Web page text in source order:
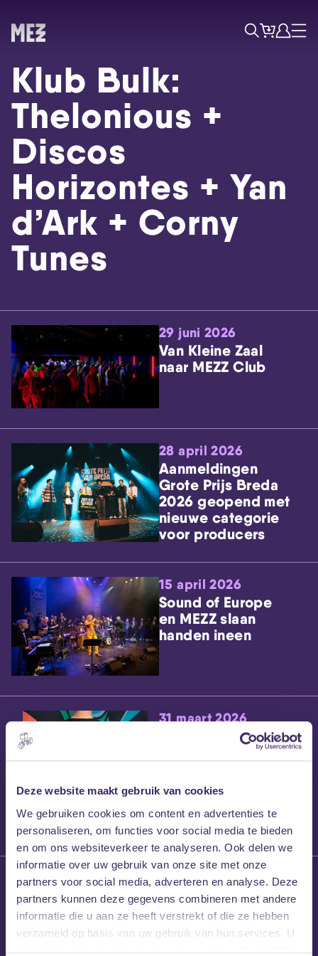
Deze website maakt gebruik van cookies
We gebruiken cookies om content en advertenties te
personaliseren, om functies voor social media te bieden
en om ons websiteverkeer te analyseren. Ook delen we
informatie over uw gebruik van onze site met onze
partners voor social media, adverteren en analyse. Deze
partners kunnen deze gegevens combineren met andere
informatie die u aan ze heeft verstrekt of die ze hebben
verzameld op basis van uw gebruik van hun services. U
Skip navigatie
ZoekTicketsAccount
Menu
Klub Bulk:
Thelonious +
Discos
Horizontes + Yan
d’Ark + Corny
Tunes
29 juni 2026
Van Kleine Zaal
naar MEZZ Club
28 april 2026
Aanmeldingen
Grote Prijs Breda
2026 geopend met
nieuwe categorie
voor producers
15 april 2026
Sound of Europe
en MEZZ slaan
handen ineen
31 maart 2026
Laatste maten
Mans Weghorst x
x MEZZ shirts
27 maart 2026
Willem’s Blog:
Frans Kalf